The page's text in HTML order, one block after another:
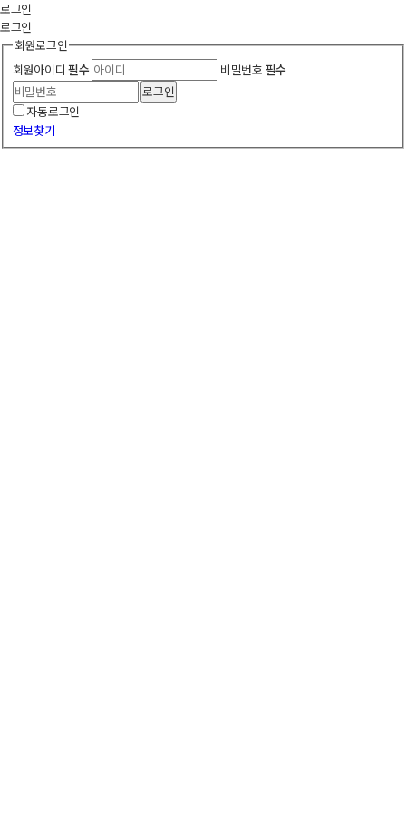
로그인
로그인
회원로그인
회원아이디 필수 비밀번호 필수
로그인
자동로그인
정보찾기